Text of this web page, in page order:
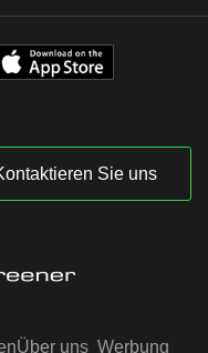
Sie uns
Über uns Werbung